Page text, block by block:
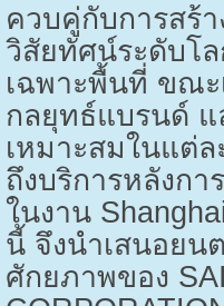
ควบคู่กับการสร้
วิสัยทัศน์ระดับโ
เฉพาะพื้นที่ ขณะ
กลยุทธ์แบรนด์
เหมาะสมในแต่
ถึงบริการหลังก
ในงาน
นี้ จึงนำเสนอยน
ศักยภาพของ